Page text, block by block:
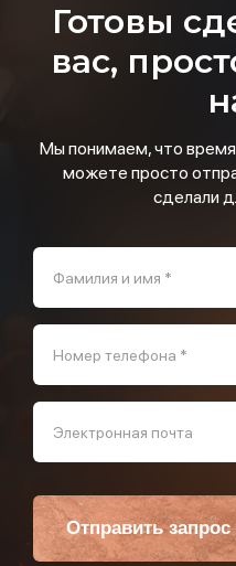
Готовы
вас,
Мы понимаем, что
можете просто
сделали
Фамилия и имя *
Номер телефона *
Электронная почта
Отправить запрос